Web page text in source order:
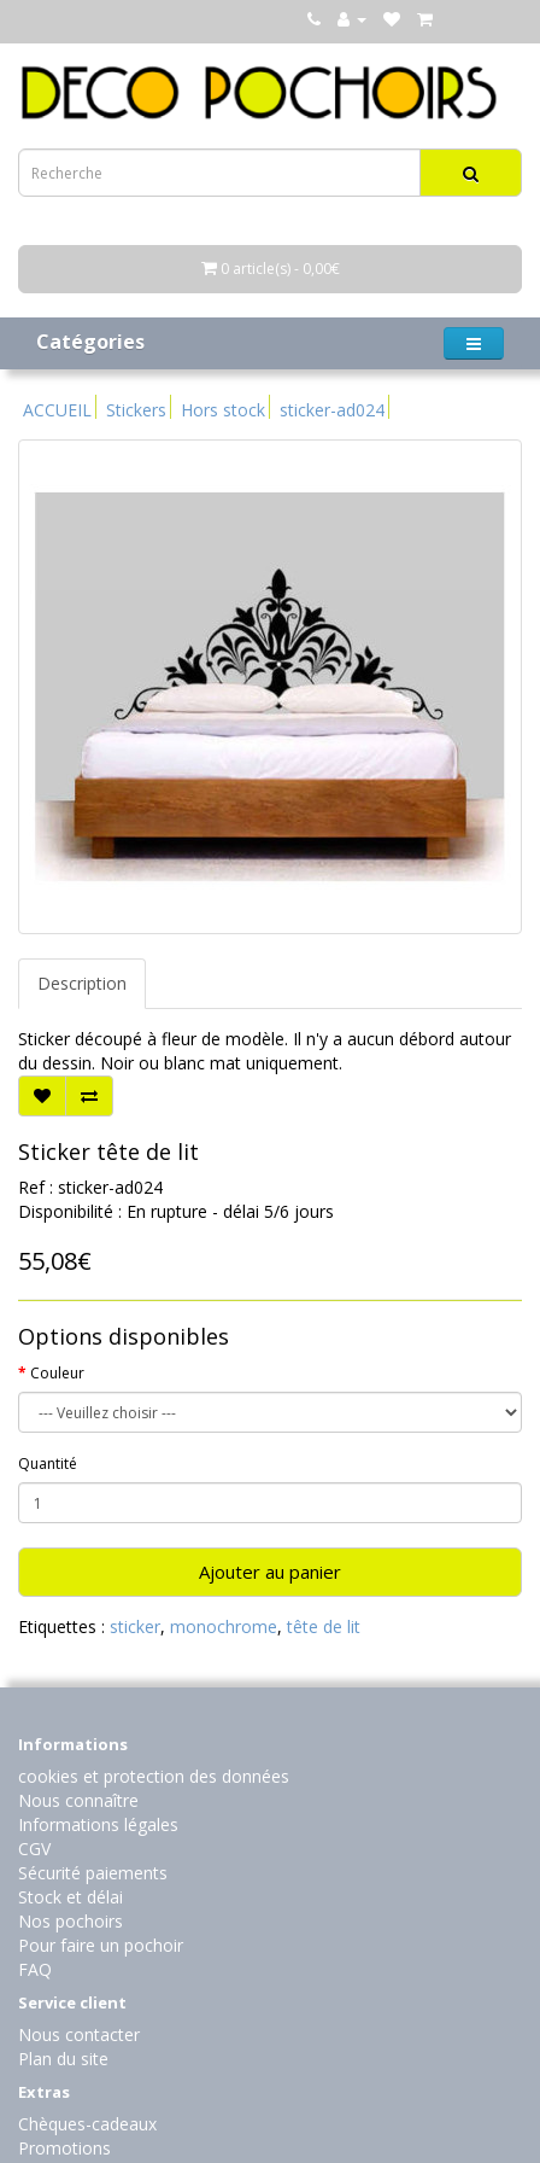
0 article(s) - 0,00€
Catégories
ACCUEIL Stickers Hors stock sticker-ad024
Description
Sticker découpé à fleur de modèle. Il n'y a aucun débord autour
du dessin. Noir ou blanc mat uniquement.
Sticker tête de lit
Ref : sticker-ad024
Disponibilité : En rupture - délai 5/6 jours
55,08€
Options disponibles
Couleur
Quantité
Ajouter au panier
Etiquettes : sticker, monochrome,tête de lit
Informations
cookies et protection des données
Nous connaître
Informations légales
CGV
Sécurité paiements
Stock et délai
Nos pochoirs
Pour faire un pochoir
FAQ
Service client
Nous contacter
Plan du site
Extras
Chèques-cadeaux
Promotions